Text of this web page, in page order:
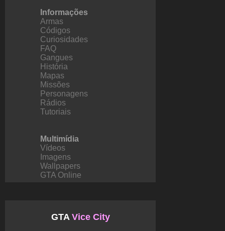
Informações
Armas
Códigos
Curiosidades
FAQ
Gangues
História
Mapas
Missões
Personagens
Rádios
Tutoriais
Multimídia
Vídeos
Imagens
Wallpapers
GTA Online
GTA Vice City